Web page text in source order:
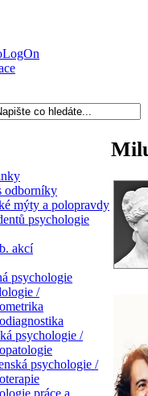
odborníky
mýty a polopravdy
psychologie
akcí
psychologie
/
psychologie /
psychologie /